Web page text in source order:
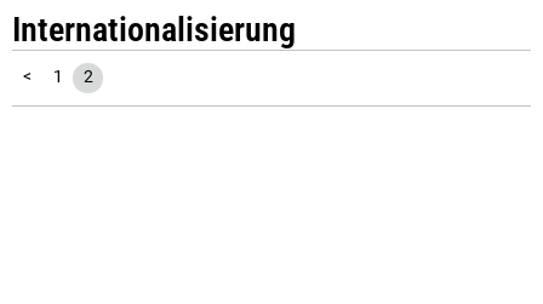
Internationalisierung
< 1 2